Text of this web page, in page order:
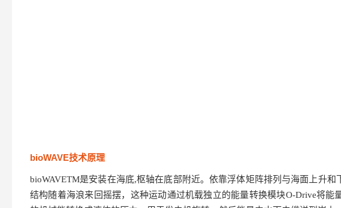
bioWAVE技术原理
bioWAVETM是安装在海底,枢轴在底部附近。依靠浮体矩阵排列与海面上升
结构随着海浪来回摇摆，这种运动通过机载独立的能量转换模块O-Drive将